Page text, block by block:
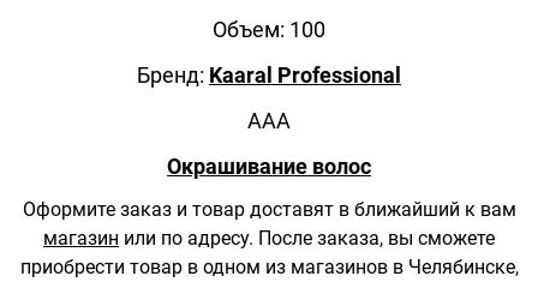
Объем: 100
Бренд: Kaaral Professional
AAA
Окрашивание волос
Оформите заказ и товар доставят в ближайший к вам
магазин или по адресу. После заказа, вы сможете
приобрести товар в одном из магазинов в Челябинске,